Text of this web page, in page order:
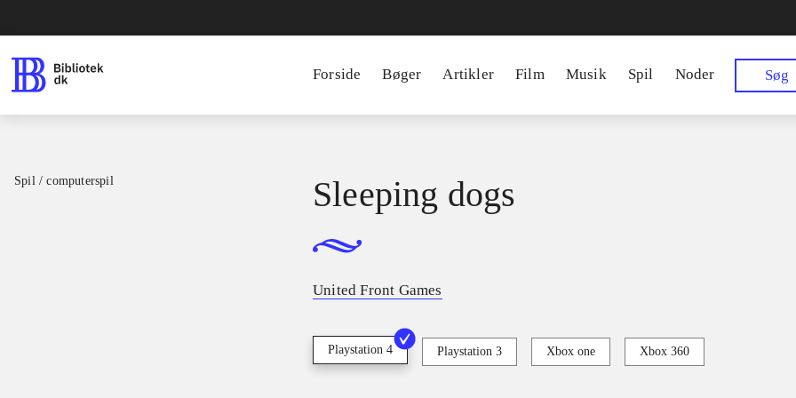
Forside Bøger Artikler Film Musik Spil Noder Søg
Spil / computerspil Sleeping dogs
United Front Games
Playstation 4 Playstation 3 Xbox one Xbox 360